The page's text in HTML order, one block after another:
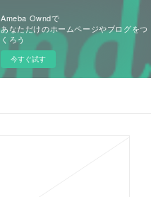
Ameba Owndで
あなただけのホームページやブログをつ
くろう
今すぐ試す